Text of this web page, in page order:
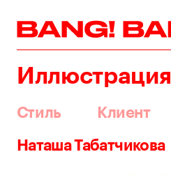
Иллюстрация
Стиль Клиент
Наташа Табатчикова